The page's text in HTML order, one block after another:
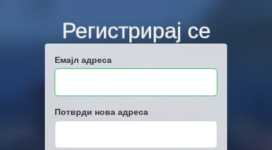
Регистрирај се
Емајл адреса
Потврди нова адреса